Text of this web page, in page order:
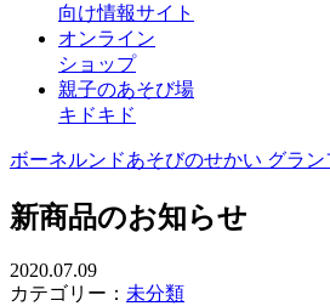
向け情報サイト
オンライン
ショップ
親子のあそび場
キドキド
ボーネルンドあそびのせかい グラ
新商品のお知らせ
2020.07.09
カテゴリー： 未分類